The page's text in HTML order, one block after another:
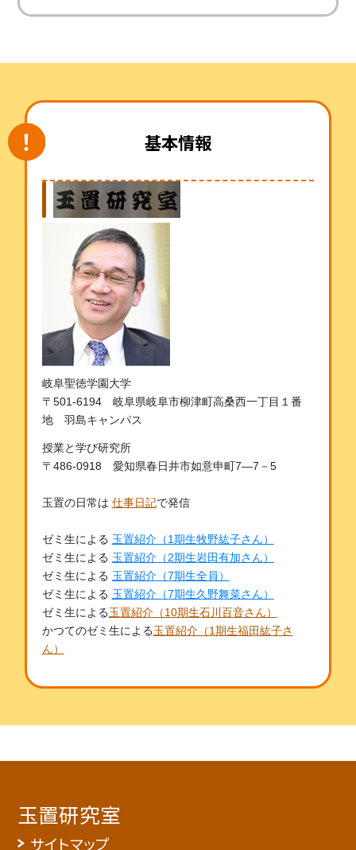
基本情報
岐阜聖徳学園大学
〒501-6194 岐阜県岐阜市柳津町高桑西一丁目１番
地 羽島キャンパス
授業と学び研究所
〒486-0918 愛知県春日井市如意申町7―7－5
玉置の日常は 仕事日記で発信
ゼミ生による 玉置紹介（1期生牧野紘子さん）
ゼミ生による 玉置紹介（2期生岩田有加さん）
ゼミ生による 玉置紹介（7期生全員）
ゼミ生による 玉置紹介（7期生久野舞菜さん）
ゼミ生による玉置紹介（10期生石川百音さん）
かつてのゼミ生による玉置紹介（1期生福田紘子さ
ん）
玉置研究室
サイトマップ